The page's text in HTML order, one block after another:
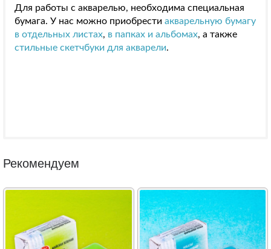
Для работы с акварелью, необходима специальная
бумага. У нас можно приобрести акварельную бумагу
в отдельных листах, в папках и альбомах, а также
стильные скетчбуки для акварели.
Рекомендуем